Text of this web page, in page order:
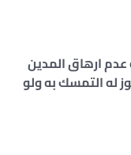
عدم ارهاق المدين
له التمسك به ولو